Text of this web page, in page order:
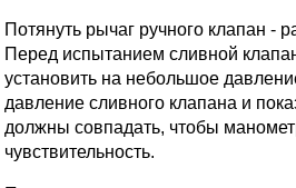
Потянуть рычаг ручного клапан -
Перед испытанием сливной
установить на небольшое
давление сливного клапана и
должны совпадать, чтобы
чувствительность.